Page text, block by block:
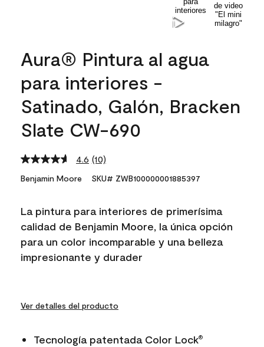
Aura® Pintura al agua
para interiores -
Satinado, Galón, Bracken
Slate CW-690
4.6 Read
10
Reviews.
link.
(10)
Benjamin Moore SKU# ZWB100000001885397
La pintura para interiores de primerísima
calidad de Benjamin Moore, la única opción
para un color incomparable y una belleza
impresionante y durader
Ver detalles del producto
Tecnología patentada Color Lock®